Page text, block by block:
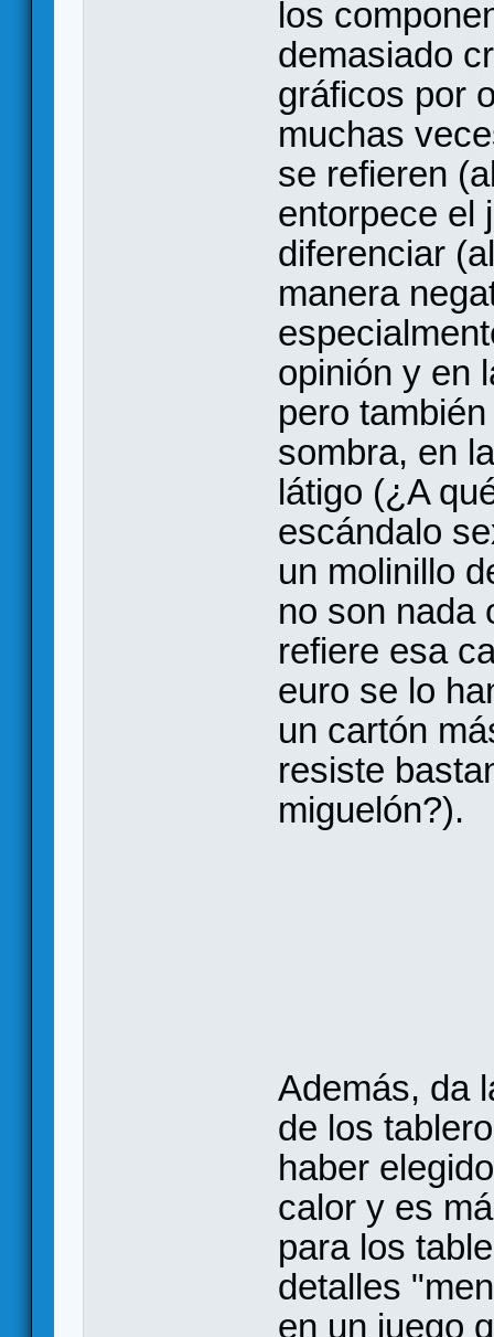
los
demasiado
gráficos por
muchas
se refieren
entorpece el
diferenciar
manera
opinión y en
pero
sombra, en
látigo (¿A
escándalo
un molinillo
no son nada
refiere esa
euro se lo
un cartón
resiste
miguelón?).
Además, da
de los
haber
calor y es
para los
detalles
en un juego